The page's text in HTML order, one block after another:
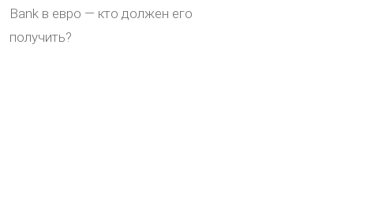
Bank в евро — кто должен его
получить?